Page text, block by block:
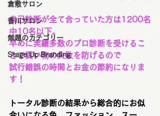
倉敷サロン
香川サロン
無題のカテゴリー
Stage Up Branding
自己診断が全て合っていた方は1200名
中10名以下。
早めに実績多数のプロ診断を受けるこ
とで買い物の失敗を防げるので
試行錯誤の時間とお金の節約になりま
す！
トータル診断の結果から総合的にお似